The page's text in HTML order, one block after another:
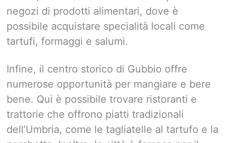
negozi di prodotti alimentari, dove è
possibile acquistare specialità locali come
tartufi, formaggi e salumi.
Infine, il centro storico di Gubbio offre
numerose opportunità per mangiare e bere
bene. Qui è possibile trovare ristoranti e
trattorie che offrono piatti tradizionali
dell’Umbria, come le tagliatelle al tartufo e la